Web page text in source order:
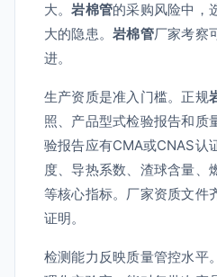
大。岩棉管的采购风险中，
大的隐患。岩棉管厂家考察
进。
生产资质是准入门槛。正规
照、产品型式检验报告和质
验报告应有CMA或CNAS认
度、导热系数、渣球含量、
等核心指标。厂家资质文件
证明。
检测能力反映质量管控水平